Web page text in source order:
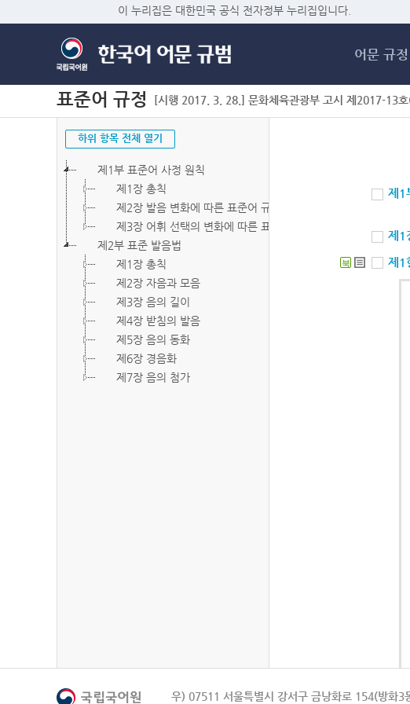
이 누리집은 대한민국 공식 전자정부 누리집입니다.
어문 규정
표준어 규정 [시행 2017. 3. 28.] 문화체육관광부 고시 제2017-13
하위 항목 전체 열기
제1부 표준어 사정 원칙
제1장 총칙
제2장 발음 변화에 따른 표준어 규정
제3장 어휘 선택의 변화에 따른 표준어 규정
제2부 표준 발음법
제1장 총칙
제2장 자음과 모음
제3장 음의 길이
제4장 받침의 발음
제5장 음의 동화
제6장 경음화
제7장 음의 첨가
제1
제1
북 제1
우) 07511 서울특별시 강서구 금낭화로 154(방화3